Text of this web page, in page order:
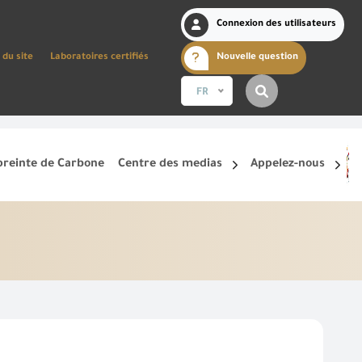
du site Laboratoires certifiés
Connexion des utilisateurs
Nouvelle question
FR
de Carbone Centre des medias Appelez-nous